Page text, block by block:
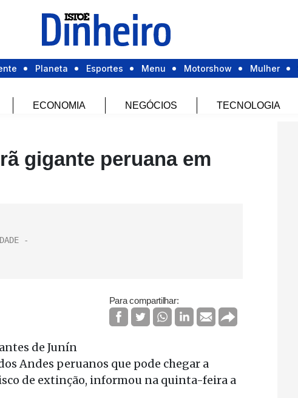
Planeta Esportes Menu Motorshow Mulher
ECONOMIA NEGÓCIOS TECNOLOGIA
gigante peruana em
Para compartilhar:
de Junín
Andes peruanos que pode chegar a
de extinção, informou na quinta-feira a